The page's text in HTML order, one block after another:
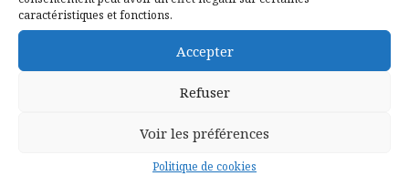
caractéristiques et fonctions.
Accepter
Refuser
Voir les préférences
Politique de cookies
Les églises
Les pompiers
Monuments aux morts
Noms de famille